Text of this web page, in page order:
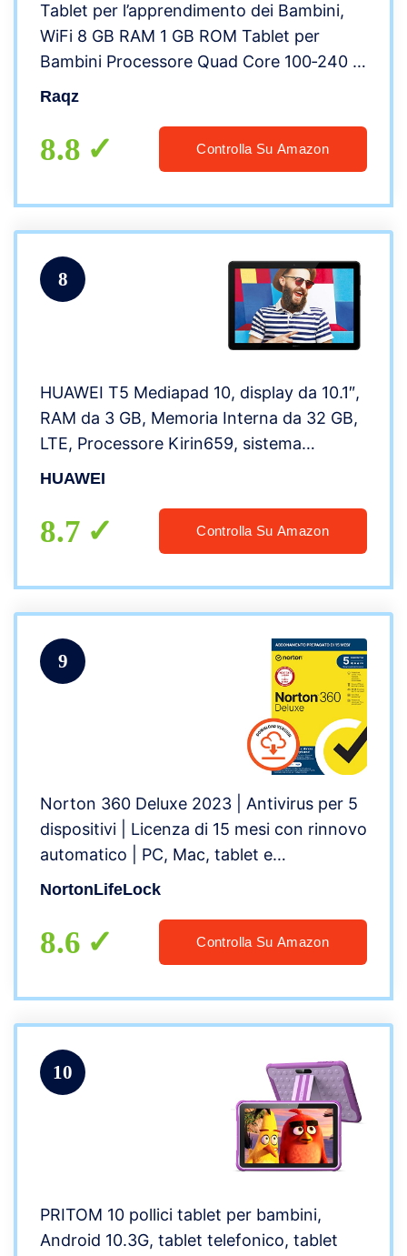
Tablet per l’apprendimento dei Bambini,
WiFi 8 GB RAM 1 GB ROM Tablet per
Bambini Processore Quad Core 100‑240 V
Spina Europea con Custodia Protettiva
Raqz
8.8 Controlla Su Amazon
8
HUAWEI T5 Mediapad 10, display da 10.1″,
RAM da 3 GB, Memoria Interna da 32 GB,
LTE, Processore Kirin659, sistema
operativo Android, nero
HUAWEI
8.7 Controlla Su Amazon
9
Norton 360 Deluxe 2023 | Antivirus per 5
dispositivi | Licenza di 15 mesi con rinnovo
automatico | PC, Mac, tablet e
smartphone | Codice d’attivazione via
NortonLifeLock
8.6 Controlla Su Amazon
10
PRITOM 10 pollici tablet per bambini,
Android 10.3G, tablet telefonico, tablet